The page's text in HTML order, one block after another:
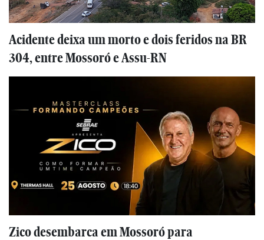
Acidente deixa um morto e dois feridos na BR
304, entre Mossoró e Assu-RN
Zico desembarca em Mossoró para